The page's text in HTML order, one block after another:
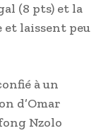
(8 pts) et la
et laissent peu
à un
d’Omar
Nzolo